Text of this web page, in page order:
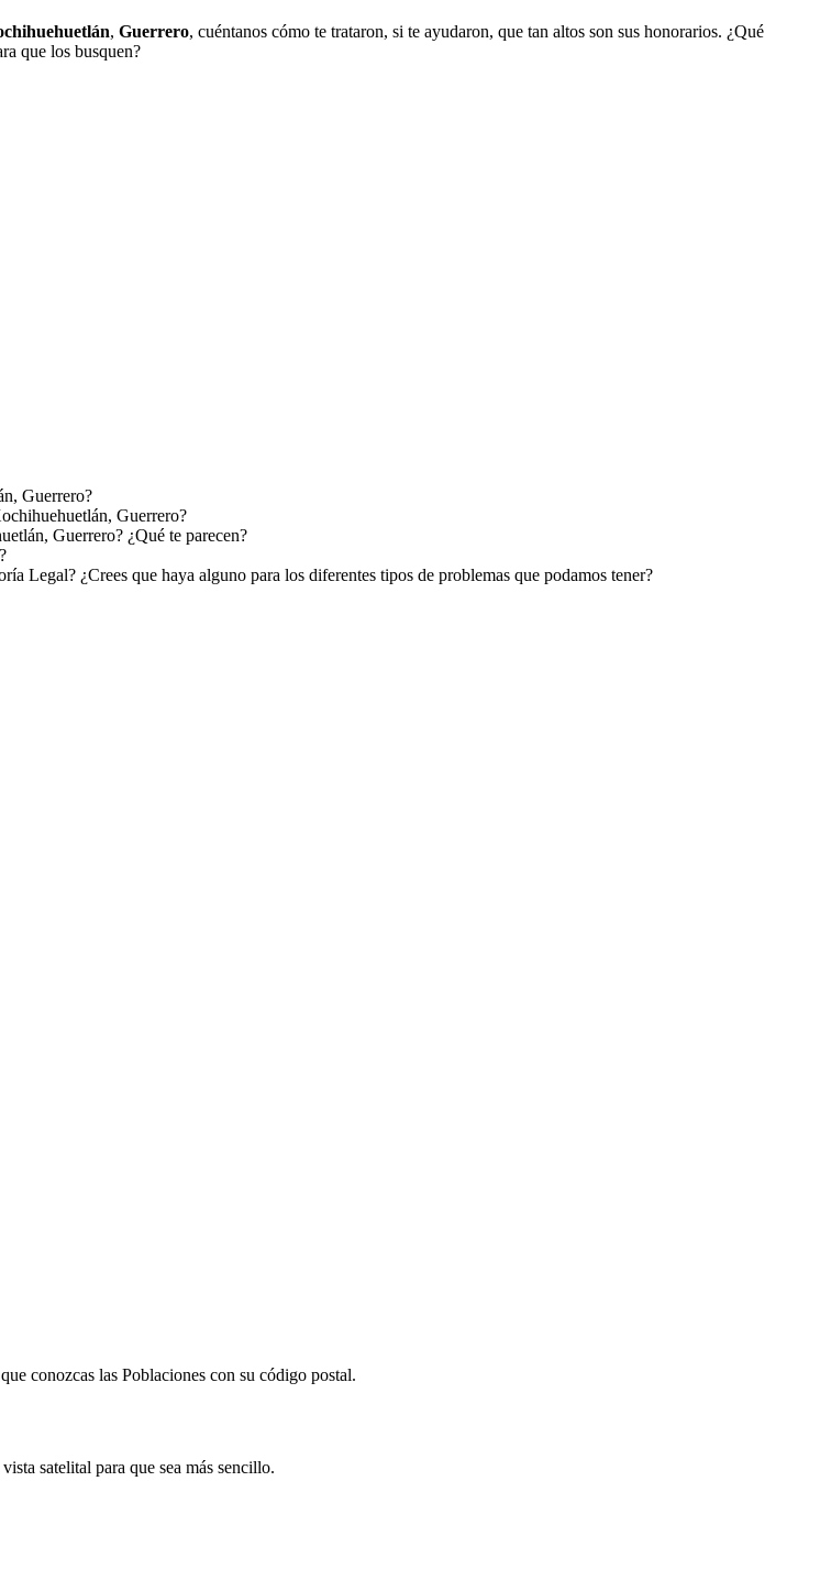
, Guerrero, cuéntanos cómo te trataron, si te ayudaron, que tan altos son sus honorarios. ¿Qué
que los busquen?
Guerrero?
Guerrero?
Guerrero? ¿Qué te parecen?
?
Legal? ¿Crees que haya alguno para los diferentes tipos de problemas que podamos tener?
conozcas las Poblaciones con su código postal.
satelital para que sea más sencillo.